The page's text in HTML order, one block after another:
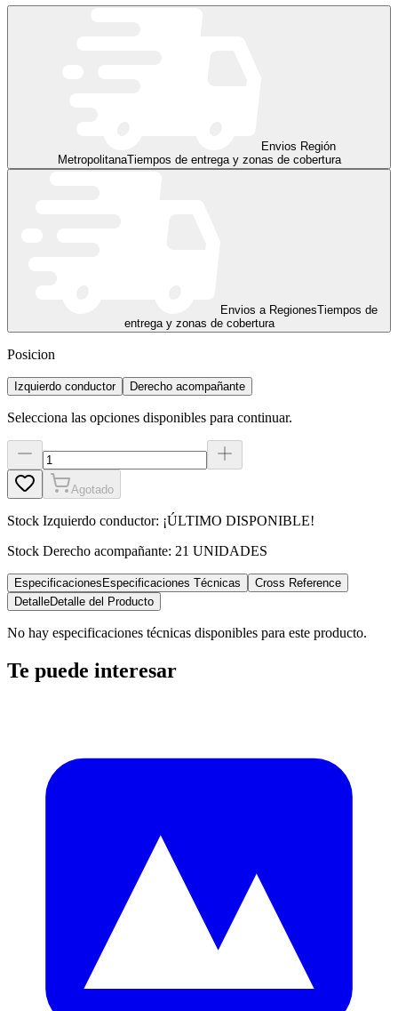
Envios Región
MetropolitanaTiempos de entrega y zonas de cobertura
Envios a RegionesTiempos de
entrega y zonas de cobertura
Posicion
Izquierdo conductor Derecho acompañante
Selecciona las opciones disponibles para continuar.
Agotado
Stock Izquierdo conductor: ¡ÚLTIMO DISPONIBLE!
Stock Derecho acompañante: 21 UNIDADES
Especificaciones Especificaciones Técnicas
Cross Reference
DetalleDetalle del Producto
No hay especificaciones técnicas disponibles para este producto.
Te puede interesar